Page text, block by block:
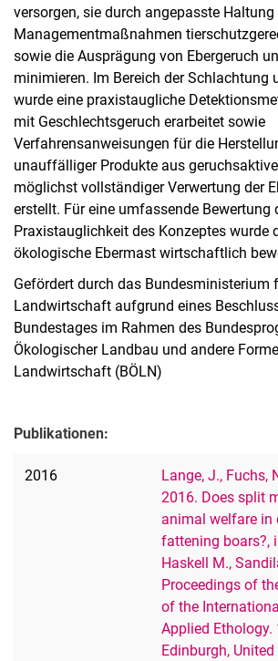
versorgen, sie durch angepasste Haltung
Managementmaßnahmen
sowie die Ausprägung von Ebergeruch
minimieren. Im Bereich der Schlachtung
wurde eine praxistaugliche
mit Geschlechtsgeruch erarbeitet sowie
Verfahrensanweisungen für die
unauffälliger Produkte aus
möglichst vollständiger Verwertung der
erstellt. Für eine umfassende Bewertung
Praxistauglichkeit des Konzeptes wurde
ökologische Ebermast wirtschaftlich
Gefördert durch das Bundesministerium
Landwirtschaft aufgrund eines
Bundestages im Rahmen des
Ökologischer Landbau und andere
Landwirtschaft (BÖLN)
Publikationen:
2016
Lange, J., Fuchs,
2016. Does split
animal welfare in
fattening boars?,
Haskell M.,
Proceedings of
of the
Applied Ethology.
Edinburgh,